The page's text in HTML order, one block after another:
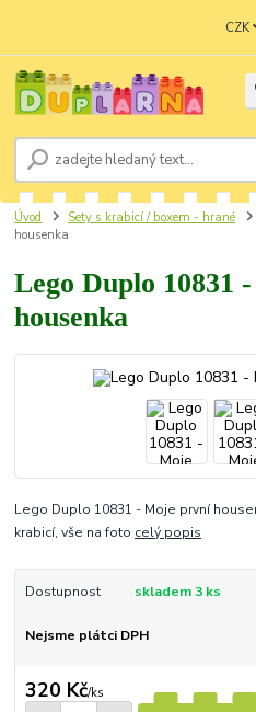
CZK
Úvod Sety s krabicí / boxem - hrané
housenka
Lego Duplo 10831
housenka
Lego Duplo 10831 - Moje první
krabicí, vše na foto celý popis
Dostupnost skladem 3 ks
Nejsme plátci DPH
320 Kč/ks